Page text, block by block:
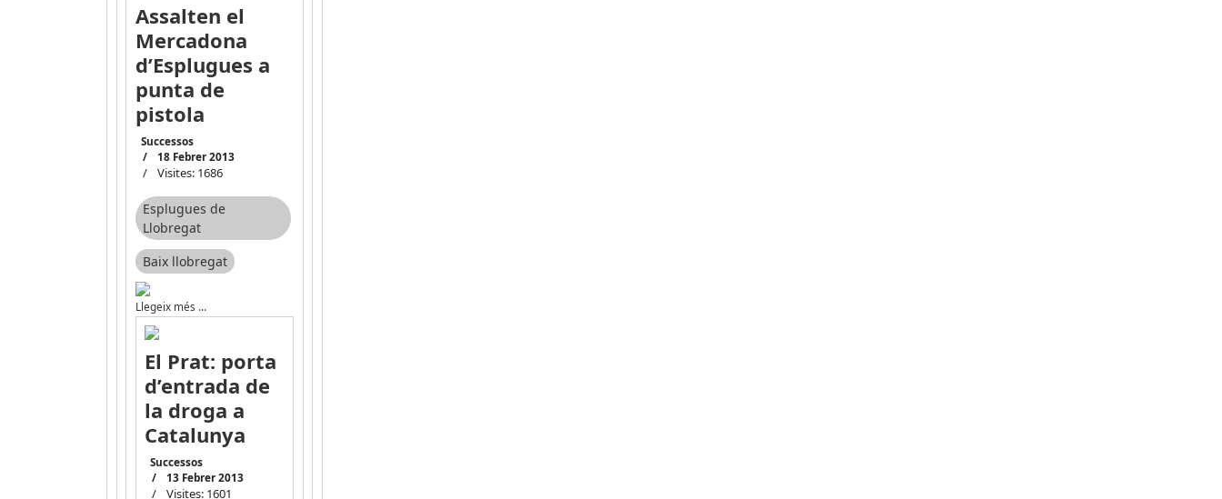
Assalten el
Mercadona
d’Esplugues a
punta de
pistola
Successos
18 Febrer 2013
Visites: 1686
Esplugues de
Llobregat
Baix llobregat
Llegeix més …
El Prat: porta
d’entrada de
la droga a
Catalunya
Successos
13 Febrer 2013
Visites: 1601